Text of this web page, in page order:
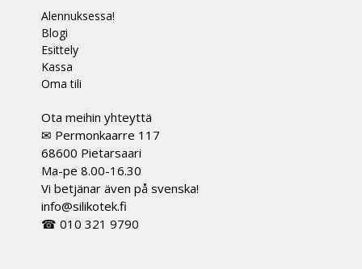
Alennuksessa!
Blogi
Esittely
Kassa
Oma tili
Ota meihin yhteyttä
✉ Permonkaarre 117
68600 Pietarsaari
Ma-pe 8.00-16.30
Vi betjänar även på svenska!
info@silikotek.fi
☎ 010 321 9790